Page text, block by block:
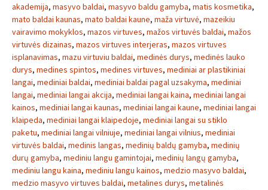
akademija, masyvo baldai, masyvo baldu gamyba, matis kosmetika,
mato baldai kaunas, mato baldai kaune, maža virtuvė, mazeikiu
vairavimo mokyklos, mazos virtuves, mažos virtuvės baldai, mažos
virtuvės dizainas, mazos virtuves interjeras, mazos virtuves
isplanavimas, mazu virtuviu baldai, medinės durys, medinės lauko
durys, medines spintos, medines virtuves, mediniai ar plastikiniai
langai, mediniai baldai, mediniai baldai pagal uzsakyma, mediniai
langai, mediniai langai akcija, mediniai langai kaina, mediniai langai
kainos, mediniai langai kaunas, mediniai langai kaune, mediniai langai
klaipeda, mediniai langai klaipedoje, mediniai langai su stiklo
paketu, mediniai langai vilniuje, mediniai langai vilnius, mediniai
virtuvės baldai, medinis langas, medinių baldų gamyba, medinių
durų gamyba, mediniu langu gamintojai, medinių langų gamyba,
mediniu langu kaina, mediniu langu kainos, medzio masyvo baldai,
medzio masyvo virtuves baldai, metalines durys, metalinės